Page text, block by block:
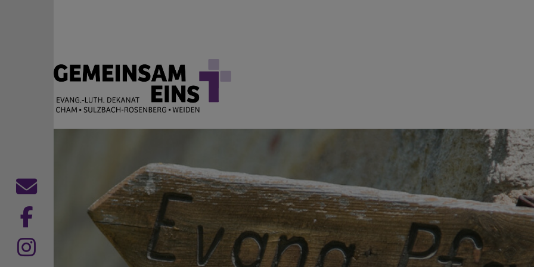
EVANG.-LUTH. DEKANAT GEMEINSAM EINS
Cham Sulzbach-Rosenberg Weiden
Kontaktformular